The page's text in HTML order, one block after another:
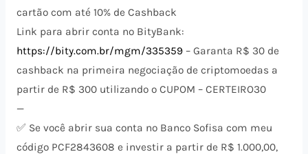
cartão com até 10% de Cashback
Link para abrir conta no BityBank:
https://bity.com.br/mgm/335359– Garanta R$ 30 de
cashback na primeira negociação de criptomoedas a
partir de R$ 300 utilizando o CUPOM – CERTEIRO30
—
✅ Se você abrir sua conta no Banco Sofisa com meu
código PCF2843608 e investir a partir de R$ 1.000,00,